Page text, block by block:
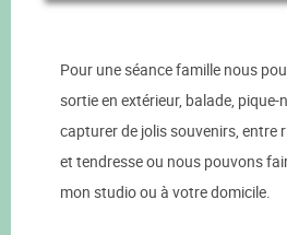
Pour une séance famille nous
sortie en extérieur, balade,
capturer de jolis souvenirs, entre
et tendresse ou nous pouvons
mon studio ou à votre domicile.